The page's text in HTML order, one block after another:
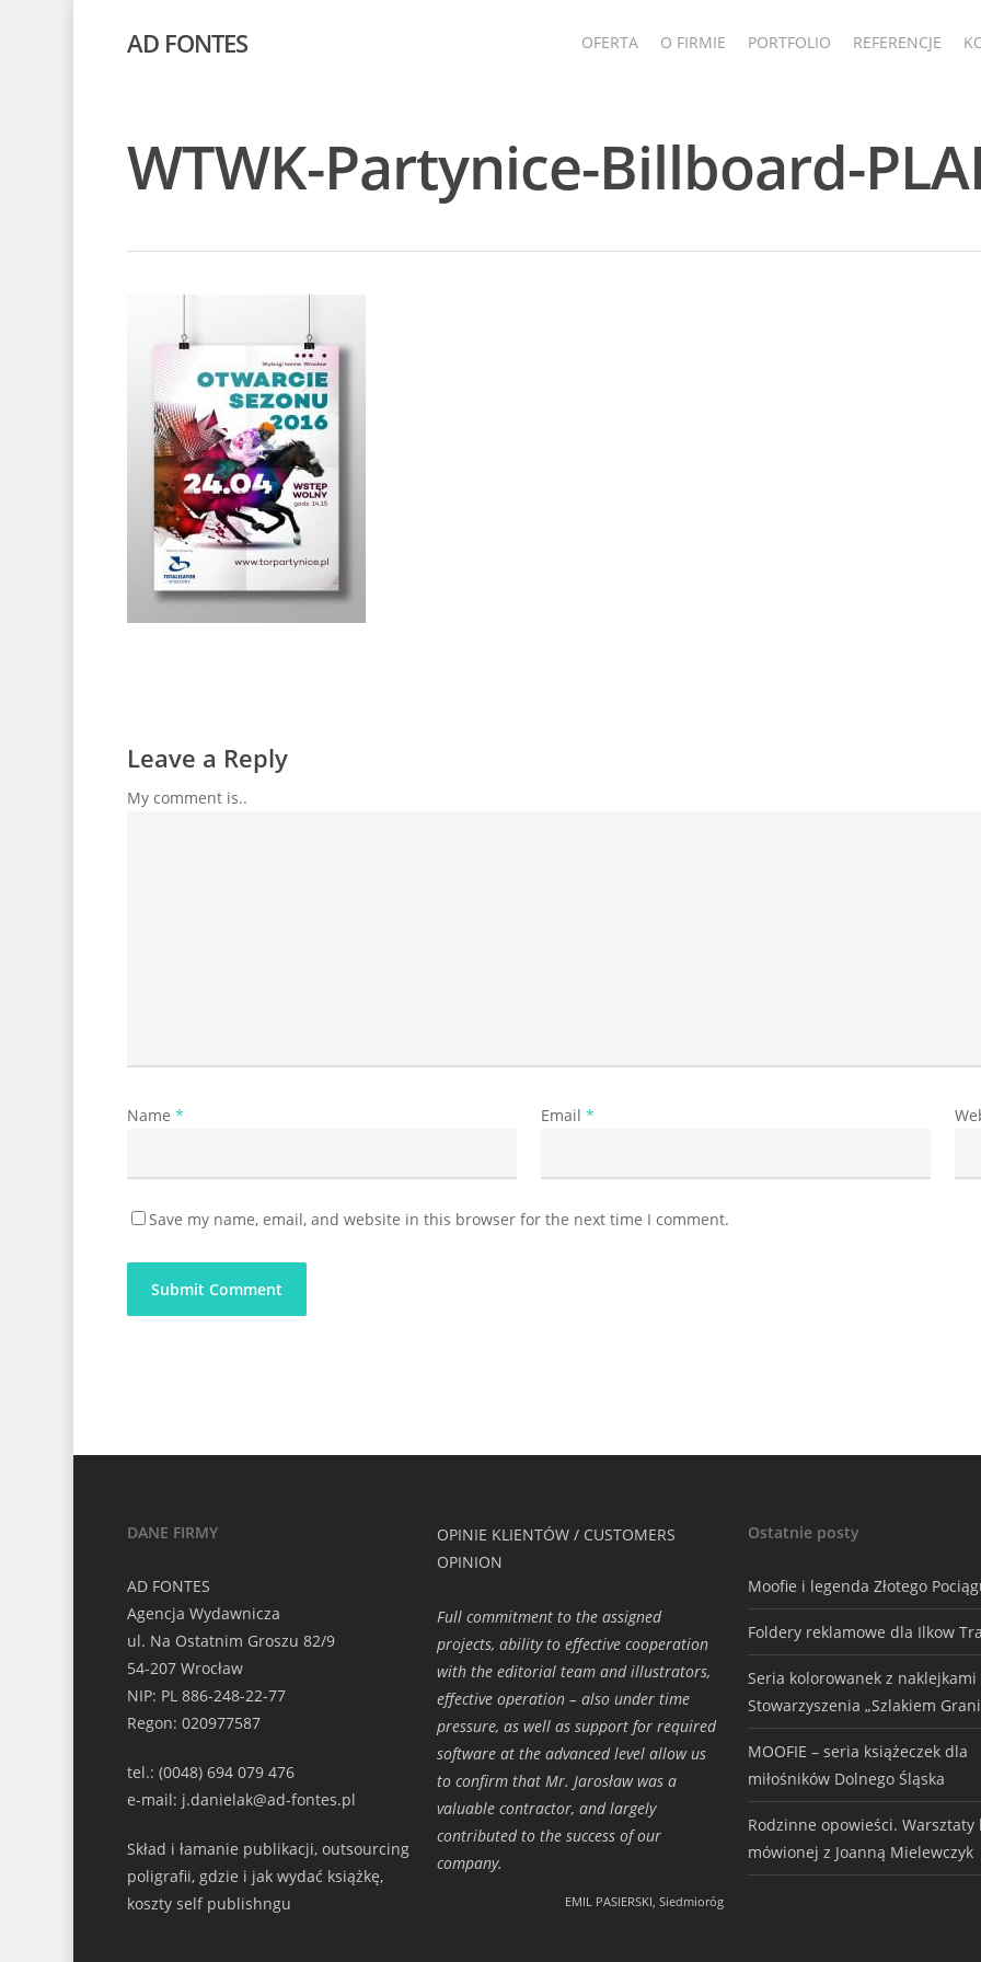
AD FONTES OFERTA O FIRMIE PORTFOLIO REFERENCJE
WTWK-Partynice-Billboard-
Leave a Reply
My comment is..
Name * Email *
Save my name, email, and website in this browser for the next time I comment.
DANE FIRMY
AD FONTES
Agencja Wydawnicza
ul. Na Ostatnim Groszu 82/9
54-207 Wrocław
NIP: PL 886-248-22-77
Regon: 020977587
tel.: (0048) 694 079 476
e-mail: j.danielak@ad-fontes.pl
Skład i łamanie publikacji, outsourcing
poligrafii, gdzie i jak wydać książkę,
koszty self publishngu
OPINIE KLIENTÓW / CUSTOMERS
OPINION
Full commitment to the assigned
projects, ability to effective cooperation
with the editorial team and illustrators,
effective operation – also under time
pressure, as well as support for required
software at the advanced level allow us
to confirm that Mr. Jarosław was a
valuable contractor, and largely
contributed to the success of our
company.
EMIL PASIERSKI, Siedmioróg
Ostatnie posty
Moofie i legenda Złotego
Foldery reklamowe dla Ilkow
Seria kolorowanek z
Stowarzyszenia „Szlakiem
MOOFIE – seria książeczek dla
miłośników Dolnego Śląska
Rodzinne opowieści.
mówionej z Joanną Mielewczyk